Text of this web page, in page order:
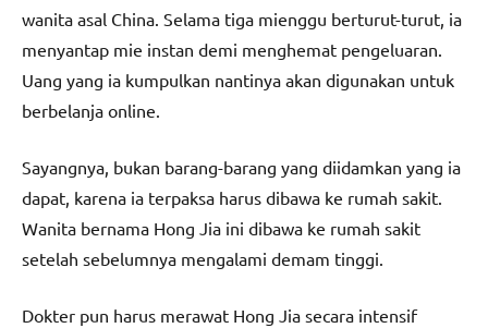
wanita asal China. Selama tiga mienggu berturut-turut, ia
menyantap mie instan demi menghemat pengeluaran.
Uang yang ia kumpulkan nantinya akan digunakan untuk
berbelanja online.
Sayangnya, bukan barang-barang yang diidamkan yang ia
dapat, karena ia terpaksa harus dibawa ke rumah sakit.
Wanita bernama Hong Jia ini dibawa ke rumah sakit
setelah sebelumnya mengalami demam tinggi.
Dokter pun harus merawat Hong Jia secara intensif